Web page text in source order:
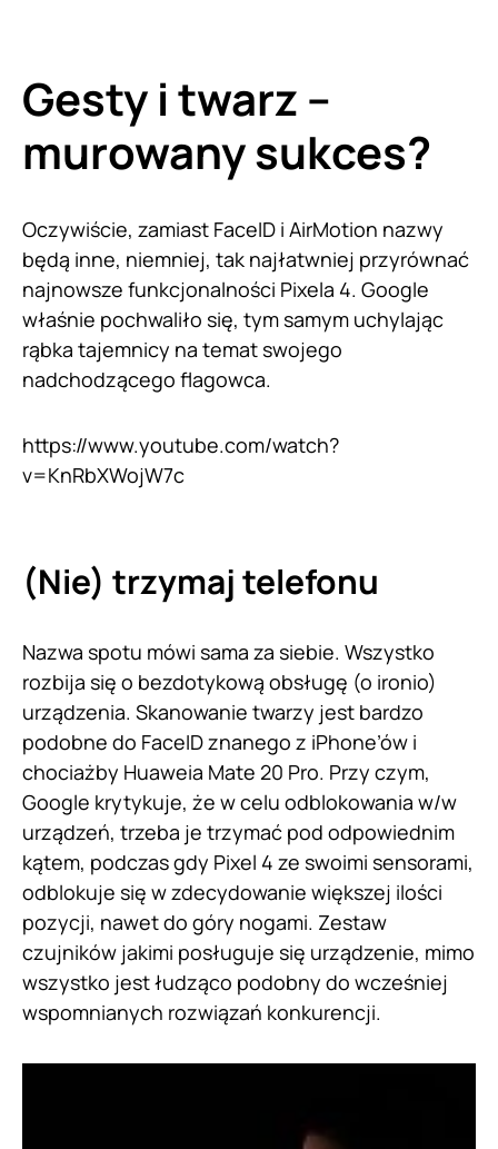
Gesty i twarz –
murowany sukces?
Oczywiście, zamiast FaceID i AirMotion nazwy
będą inne, niemniej, tak najłatwniej przyrównać
najnowsze funkcjonalności Pixela 4. Google
właśnie pochwaliło się, tym samym uchylając
rąbka tajemnicy na temat swojego
nadchodzącego flagowca.
https://www.youtube.com/watch?
v=KnRbXWojW7c
(Nie) trzymaj telefonu
Nazwa spotu mówi sama za siebie. Wszystko
rozbija się o bezdotykową obsługę (o ironio)
urządzenia. Skanowanie twarzy jest bardzo
podobne do FaceID znanego z iPhone’ów i
chociażby Huaweia Mate 20 Pro. Przy czym,
Google krytykuje, że w celu odblokowania w/w
urządzeń, trzeba je trzymać pod odpowiednim
kątem, podczas gdy Pixel 4 ze swoimi sensorami,
odblokuje się w zdecydowanie większej ilości
pozycji, nawet do góry nogami. Zestaw
czujników jakimi posługuje się urządzenie, mimo
wszystko jest łudząco podobny do wcześniej
wspomnianych rozwiązań konkurencji.